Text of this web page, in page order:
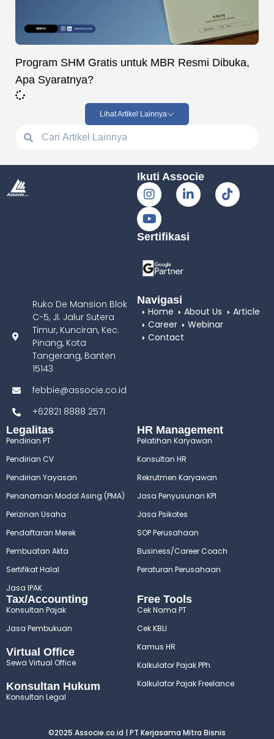
Program SHM Gratis untuk MBR Resmi Dibuka,
Apa Syaratnya?
Lihat Artikel Lainnya
Ruko De Mansion Blok
C-5, JI. Jalur Sutera
Timur, Kunciran, Kec.
Pinang, Kota
Tangerang, Banten
15143
febbie@associe.co.id
+62821 8888 2571
Ikuti Associe
Sertifikasi
Navigasi
Home
About Us
Article
Career
Webinar
Contact
Legalitas
Pendirian PT
Pendirian CV
Pendirian Yayasan
Penanaman Modal Asing (PMA)
Perizinan Usaha
Pendaftaran Merek
Pembuatan Akta
Sertifikat Halal
Jasa IPAK
HR Management
Pelatihan Karyawan
Konsultan HR
Rekrutmen Karyawan
Jasa Penyusunan KPI
Jasa Psikotes
SOP Perusahaan
Business/Career Coach
Peraturan Perusahaan
Tax/Accounting
Virtual Office
Sewa Virtual Office
Konsultan Hukum
Konsultan Pajak
Jasa Pembukuan
Konsultan Legal
Free Tools
Cek Nama PT
Cek KBLI
Kamus HR
Kalkulator Pajak PPh
Kalkulator Pajak Freelance
©2025 Associe.co.id | PT Kerjasama Mitra Bisnis